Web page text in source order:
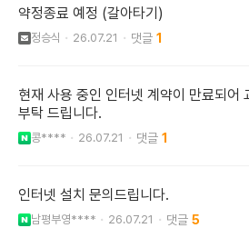
약정종료 예정 (갈아타기)
정승식 26.07.21 1
현재 사용 중인 인터넷 계약이 만료되어
부탁 드립니다.
콩**** 26.07.21 1
인터넷 설치 문의드립니다.
남평부영**** 26.07.21 5